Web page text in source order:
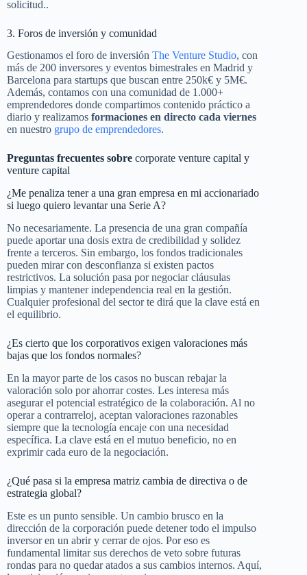
solicitud..
3. Foros de inversión y comunidad
Gestionamos el foro de inversión The Venture Studio, con
más de 200 inversores y eventos bimestrales en Madrid y
Barcelona para startups que buscan entre 250k€ y 5M€.
Además, contamos con una comunidad de 1.000+
emprendedores donde compartimos contenido práctico a
diario y realizamos formaciones en directo cada viernes
en nuestro grupo de emprendedores.
Preguntas frecuentes sobre corporate venture capital y
venture capital
¿Me penaliza tener a una gran empresa en mi accionariado
si luego quiero levantar una Serie A?
No necesariamente. La presencia de una gran compañía
puede aportar una dosis extra de credibilidad y solidez
frente a terceros. Sin embargo, los fondos tradicionales
pueden mirar con desconfianza si existen pactos
restrictivos. La solución pasa por negociar cláusulas
limpias y mantener independencia real en la gestión.
Cualquier profesional del sector te dirá que la clave está en
el equilibrio.
¿Es cierto que los corporativos exigen valoraciones más
bajas que los fondos normales?
En la mayor parte de los casos no buscan rebajar la
valoración solo por ahorrar costes. Les interesa más
asegurar el potencial estratégico de la colaboración. Al no
operar a contrarreloj, aceptan valoraciones razonables
siempre que la tecnología encaje con una necesidad
específica. La clave está en el mutuo beneficio, no en
exprimir cada euro de la negociación.
¿Qué pasa si la empresa matriz cambia de directiva o de
estrategia global?
Este es un punto sensible. Un cambio brusco en la
dirección de la corporación puede detener todo el impulso
inversor en un abrir y cerrar de ojos. Por eso es
fundamental limitar sus derechos de veto sobre futuras
rondas para no quedar atados a sus cambios internos. Aquí,